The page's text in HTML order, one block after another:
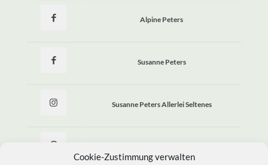
Cookie-Zustimmung verwalten
Alpine Peters
Susanne Peters
Susanne Peters Allerlei Seltenes